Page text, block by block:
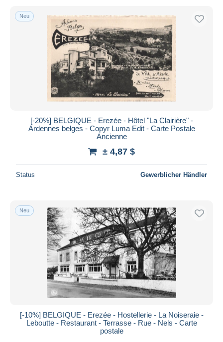
Neu
[-20%] BELGIQUE - Erezée - Hôtel "La Clairière" -
Ardennes belges - Copyr Luma Edit - Carte Postale
Ancienne
± 4,87 $
Status Gewerblicher Händler
Neu
[-10%] BELGIQUE - Erezée - Hostellerie - La Noiseraie -
Leboutte - Restaurant - Terrasse - Rue - Nels - Carte
postale